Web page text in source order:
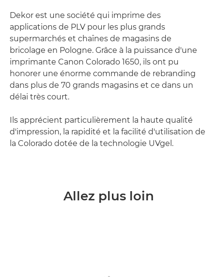
Dekor est une société qui imprime des
applications de PLV pour les plus grands
supermarchés et chaînes de magasins de
bricolage en Pologne. Grâce à la puissance d'une
imprimante Canon Colorado 1650, ils ont pu
honorer une énorme commande de rebranding
dans plus de 70 grands magasins et ce dans un
délai très court.
Ils apprécient particulièrement la haute qualité
d'impression, la rapidité et la facilité d'utilisation de
la Colorado dotée de la technologie UVgel.
Allez plus loin